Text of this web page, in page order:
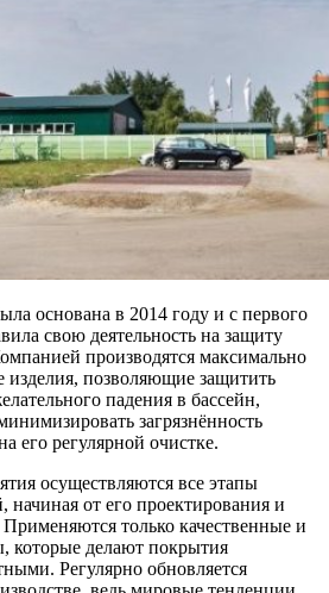
основана в 2014 году и с первого
свою деятельность на защиту
производятся максимально
позволяющие защитить
падения в бассейн,
загрязнённость
его регулярной очистке.
осуществляются все этапы
начиная от его проектирования и
Применяются только качественные и
которые делают покрытия
Регулярно обновляется